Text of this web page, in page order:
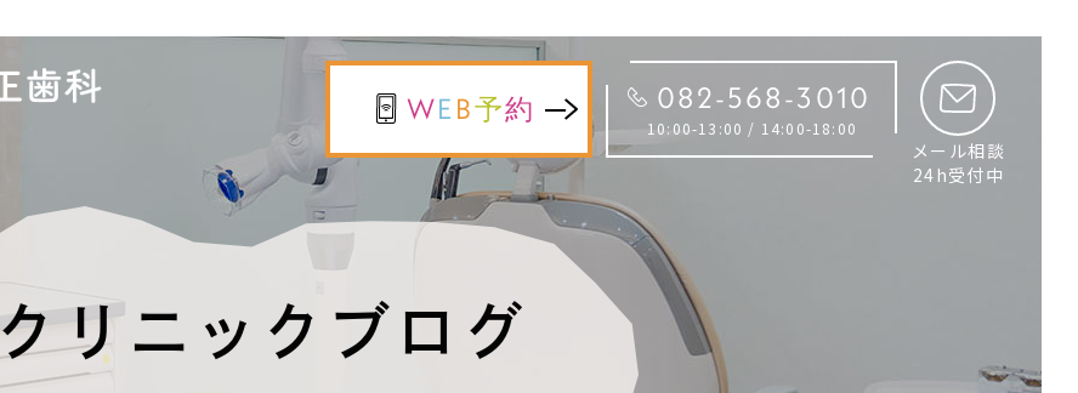
WE B予約 082-568-3010
10:00-13:00 / 14:00-18:00
メール相談
24h受付中
クリニックブログ